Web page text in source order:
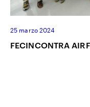
25 marzo 2024
FECINCONTRA